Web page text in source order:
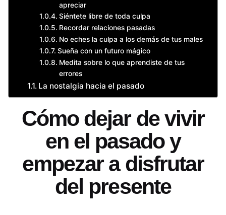
apreciar
Siéntete libre de toda culpa
Recordar relaciones pasadas
No eches la culpa a los demás de tus males
Sueña con un futuro mágico
Medita sobre lo que aprendiste de tus
errores
La nostalgia hacia el pasado
Cómo dejar de vivir
en el pasado y
empezar a disfrutar
del presente